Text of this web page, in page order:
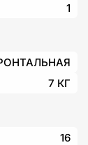
1
7 КГ
16